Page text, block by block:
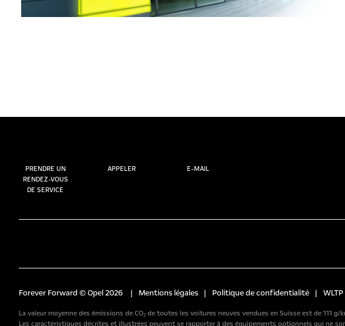
PRENDRE UN
RENDEZ-VOUS
DE SERVICE
APPELER E-MAIL
Forever Forward © Opel 2026 | Mentions légales | Politique de confidentialité |
La valeur moyenne des émissions de CO₂ de toutes les voitures neuves vendues en Suisse est de 111
Les caractéristiques décrites et illustrées peuvent se rapporter à des équipements optionnels qui ne